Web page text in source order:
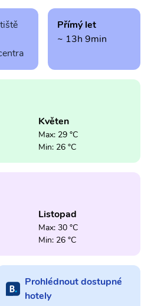
Přímý let
~ 13h 9min
Květen
Max: 29 °C
Min: 26 °C
Listopad
Max: 30 °C
Min: 26 °C
Prohlédnout dostupné
hotely